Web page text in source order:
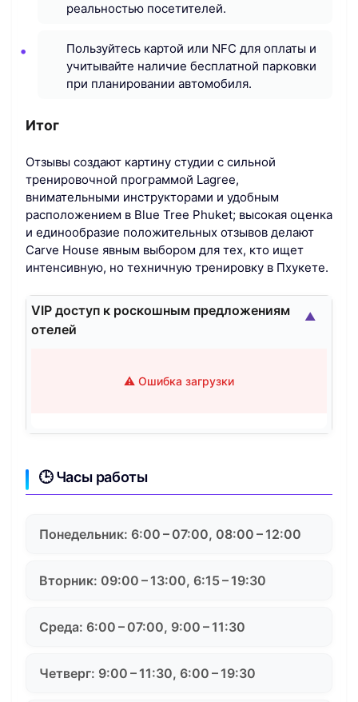
реальностью посетителей.
Пользуйтесь картой или NFC для оплаты и
учитывайте наличие бесплатной парковки
при планировании автомобиля.
Итог
Отзывы создают картину студии с сильной
тренировочной программой Lagree,
внимательными инструкторами и удобным
расположением в Blue Tree Phuket; высокая оценка
и единообразие положительных отзывов делают
Carve House явным выбором для тех, кто ищет
интенсивную, но техничную тренировку в Пхукете.
VIP доступ к роскошным предложениям
отелей
⚠️ Ошибка загрузки
▲
🕒 Часы работы
Понедельник: 6:00 – 07:00, 08:00 – 12:00
Вторник: 09:00 – 13:00, 6:15 – 19:30
Среда: 6:00 – 07:00, 9:00 – 11:30
Четверг: 9:00 – 11:30, 6:00 – 19:30